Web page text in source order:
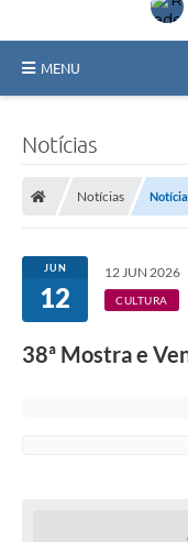
MENU
Licitações / PCA
Transparência
Notícias
Notícias Notícia
JUN
12
12 JUN 2026
CULTURA
38ª Mostra e